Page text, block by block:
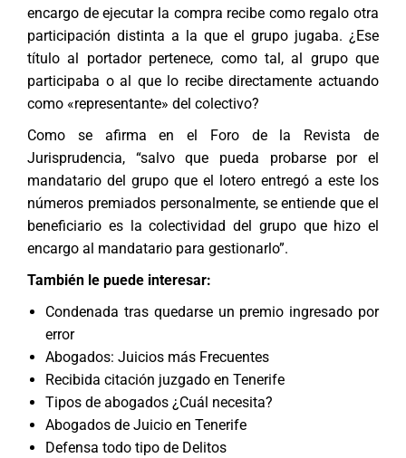
encargo de ejecutar la compra recibe como regalo otra
participación distinta a la que el grupo jugaba. ¿Ese
título al portador pertenece, como tal, al grupo que
participaba o al que lo recibe directamente actuando
como «representante» del colectivo?
Como se afirma en el Foro de la Revista de
Jurisprudencia, “salvo que pueda probarse por el
mandatario del grupo que el lotero entregó a este los
números premiados personalmente, se entiende que el
beneficiario es la colectividad del grupo que hizo el
encargo al mandatario para gestionarlo”.
También le puede interesar:
Condenada tras quedarse un premio ingresado por
error
Abogados: Juicios más Frecuentes
Recibida citación juzgado en Tenerife
Tipos de abogados ¿Cuál necesita?
Abogados de Juicio en Tenerife
Defensa todo tipo de Delitos